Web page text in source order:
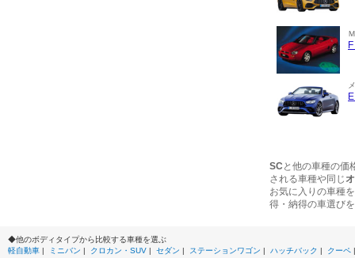
SC と他の車種の価
される車種や同じ
お気に入りの車種
得・納得の車選び
◆他のボディタイプから比較する車種を選ぶ
軽自動車 | ミニバン | クロカン・SUV | セダン | ステーションワゴン | ハッチバック | クーペ